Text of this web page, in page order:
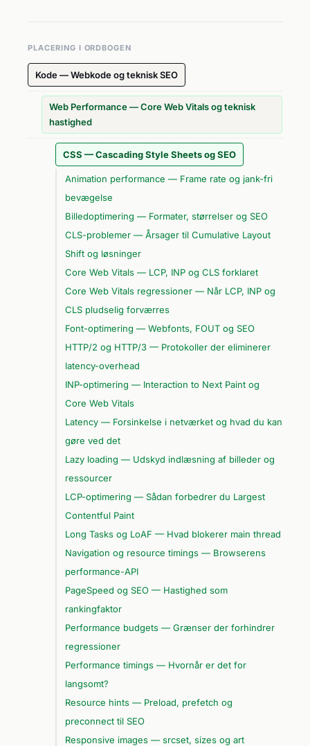
PLACERING I ORDBOGEN
Kode — Webkode og teknisk SEO
Web Performance — Core Web Vitals og teknisk
hastighed
CSS — Cascading Style Sheets og SEO
Animation performance — Frame rate og jank-fri
bevægelse
Billedoptimering — Formater, størrelser og SEO
CLS-problemer — Årsager til Cumulative Layout
Shift og løsninger
Core Web Vitals — LCP, INP og CLS forklaret
Core Web Vitals regressioner — Når LCP, INP og
CLS pludselig forværres
Font-optimering — Webfonts, FOUT og SEO
HTTP/2 og HTTP/3 — Protokoller der eliminerer
latency-overhead
INP-optimering — Interaction to Next Paint og
Core Web Vitals
Latency — Forsinkelse i netværket og hvad du kan
gøre ved det
Lazy loading — Udskyd indlæsning af billeder og
ressourcer
LCP-optimering — Sådan forbedrer du Largest
Contentful Paint
Long Tasks og LoAF — Hvad blokerer main thread
Navigation og resource timings — Browserens
performance-API
PageSpeed og SEO — Hastighed som
rankingfaktor
Performance budgets — Grænser der forhindrer
regressioner
Performance timings — Hvornår er det for
langsomt?
Resource hints — Preload, prefetch og
preconnect til SEO
Responsive images — srcset, sizes og art